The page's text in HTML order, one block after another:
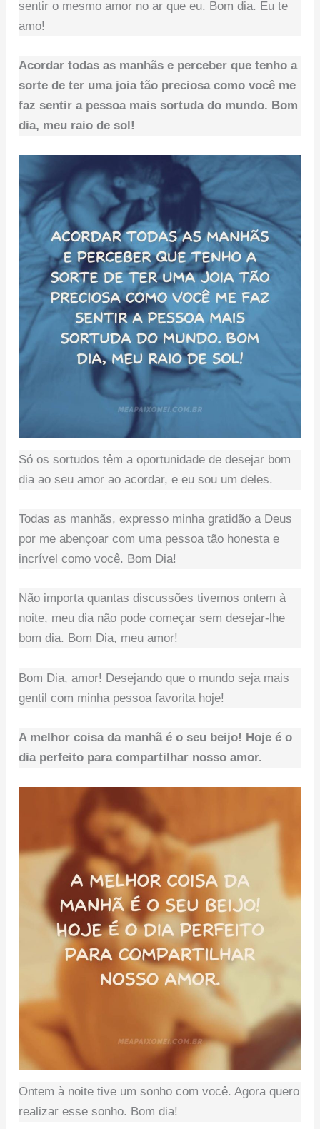
sentir o mesmo amor no ar que eu. Bom dia. Eu te
amo!
Acordar todas as manhãs e perceber que tenho a
sorte de ter uma joia tão preciosa como você me
faz sentir a pessoa mais sortuda do mundo. Bom
dia, meu raio de sol!
Só os sortudos têm a oportunidade de desejar bom
dia ao seu amor ao acordar, e eu sou um deles.
Todas as manhãs, expresso minha gratidão a Deus
por me abençoar com uma pessoa tão honesta e
incrível como você. Bom Dia!
Não importa quantas discussões tivemos ontem à
noite, meu dia não pode começar sem desejar-lhe
bom dia. Bom Dia, meu amor!
Bom Dia, amor! Desejando que o mundo seja mais
gentil com minha pessoa favorita hoje!
A melhor coisa da manhã é o seu beijo! Hoje é o
dia perfeito para compartilhar nosso amor.
Ontem à noite tive um sonho com você. Agora quero
realizar esse sonho. Bom dia!